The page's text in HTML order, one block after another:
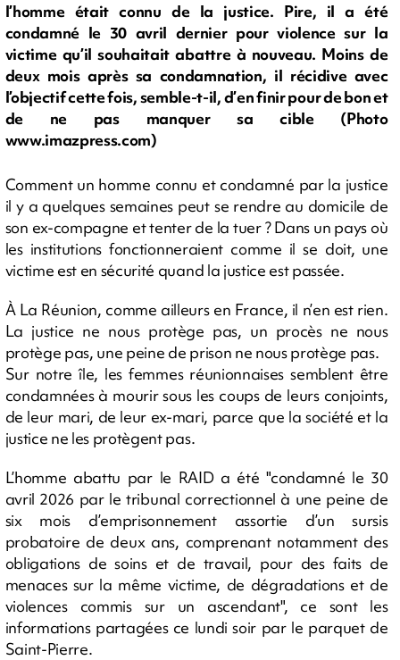
l’homme était connu de la justice. Pire, il a été
condamné le 30 avril dernier pour violence sur la
victime qu’il souhaitait abattre à nouveau. Moins de
deux mois après sa condamnation, il récidive avec
l’objectif cette fois, semble-t-il, d’en finir pour de bon et
de ne pas manquer sa cible (Photo
www.imazpress.com)
Comment un homme connu et condamné par la justice
il y a quelques semaines peut se rendre au domicile de
son ex-compagne et tenter de la tuer ? Dans un pays où
les institutions fonctionneraient comme il se doit, une
victime est en sécurité quand la justice est passée.
À La Réunion, comme ailleurs en France, il n’en est rien.
La justice ne nous protège pas, un procès ne nous
protège pas, une peine de prison ne nous protège pas.
Sur notre île, les femmes réunionnaises semblent être
condamnées à mourir sous les coups de leurs conjoints,
de leur mari, de leur ex-mari, parce que la société et la
justice ne les protègent pas.
L’homme abattu par le RAID a été "condamné le 30
avril 2026 par le tribunal correctionnel à une peine de
six mois d’emprisonnement assortie d’un sursis
probatoire de deux ans, comprenant notamment des
obligations de soins et de travail, pour des faits de
menaces sur la même victime, de dégradations et de
violences commis sur un ascendant", ce sont les
informations partagées ce lundi soir par le parquet de
Saint-Pierre.